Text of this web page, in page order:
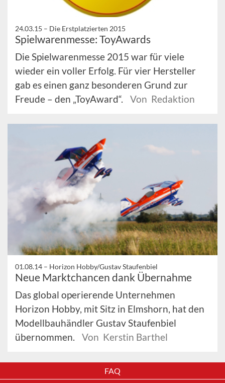
24.03.15 – Die Erstplatzierten 2015
Spielwarenmesse: ToyAwards
Die Spielwarenmesse 2015 war für viele
wieder ein voller Erfolg. Für vier Hersteller
gab es einen ganz besonderen Grund zur
Freude – den „ToyAward“.
Von Redaktion
01.08.14 – Horizon Hobby/Gustav Staufenbiel
Neue Marktchancen dank Übernahme
Das global operierende Unternehmen
Horizon Hobby, mit Sitz in Elmshorn, hat den
Modellbauhändler Gustav Staufenbiel
übernommen.
Von Kerstin Barthel
FAQ